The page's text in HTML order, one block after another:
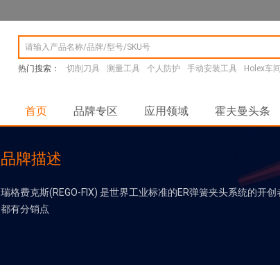
热门搜索： 切削刀具 测量工具 个人防护 手动安装工具 Holex车
首页 品牌专区 应用领域 霍夫曼头条
品牌描述
瑞格费克斯(REGO-FIX) 是世界工业标准的ER弹簧夹头系统的开
都有分销点